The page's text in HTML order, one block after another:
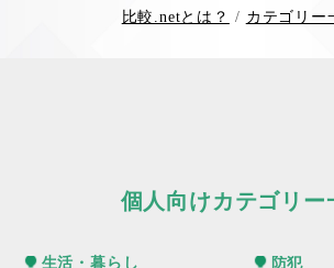
比較.netとは？ カテゴリー
個人向けカテゴリー
生活・暮らし
防犯